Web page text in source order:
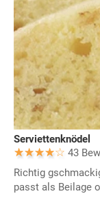
Serviettenknödel
43
Richtig
passt als Beilage